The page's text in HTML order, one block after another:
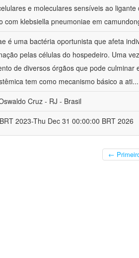
e moleculares sensíveis ao
com klebsiella pneumoniae em
é uma bactéria oportunista que afeta
pelas células do hospedeiro. Uma
de diversos órgãos que pode culminar
tem como mecanismo básico a ati...
Cruz - RJ - Brasil
2023-Thu Dec 31 00:00:00 BRT 2026
←